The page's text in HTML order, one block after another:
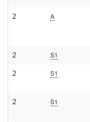
2 A
2 S1
2 S1
2 S1